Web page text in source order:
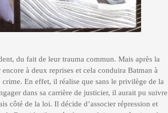
du fait de leur trauma commun. Mais après la
à deux reprises et cela conduira Batman à
En effet, il réalise que sans le privilège de la
dans sa carrière de justicier, il aurait pu suivre
côté de la loi. Il décide d’associer répression et